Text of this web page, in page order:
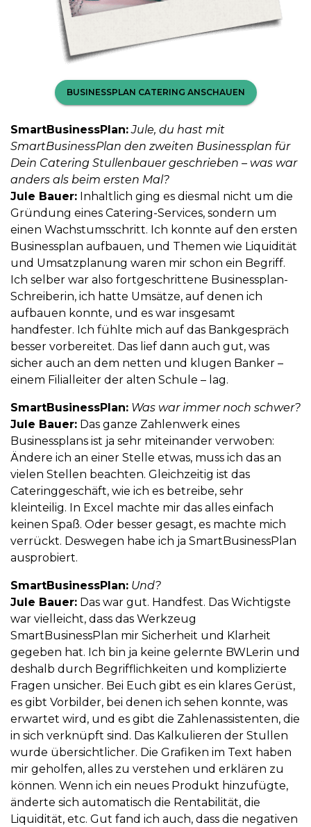
BUSINESSPLAN CATERING ANSCHAUEN
SmartBusinessPlan: Jule, du hast mit
SmartBusinessPlan den zweiten Businessplan für
Dein Catering Stullenbauer geschrieben – was war
anders als beim ersten Mal?
Jule Bauer: Inhaltlich ging es diesmal nicht um die
Gründung eines Catering-Services, sondern um
einen Wachstumsschritt. Ich konnte auf den ersten
Businessplan aufbauen, und Themen wie Liquidität
und Umsatzplanung waren mir schon ein Begriff.
Ich selber war also fortgeschrittene Businessplan-
Schreiberin, ich hatte Umsätze, auf denen ich
aufbauen konnte, und es war insgesamt
handfester. Ich fühlte mich auf das Bankgespräch
besser vorbereitet. Das lief dann auch gut, was
sicher auch an dem netten und klugen Banker –
einem Filialleiter der alten Schule – lag.
SmartBusinessPlan: Was war immer noch schwer?
Jule Bauer: Das ganze Zahlenwerk eines
Businessplans ist ja sehr miteinander verwoben:
Ändere ich an einer Stelle etwas, muss ich das an
vielen Stellen beachten. Gleichzeitig ist das
Cateringgeschäft, wie ich es betreibe, sehr
kleinteilig. In Excel machte mir das alles einfach
keinen Spaß. Oder besser gesagt, es machte mich
verrückt. Deswegen habe ich ja SmartBusinessPlan
ausprobiert.
SmartBusinessPlan: Und?
Jule Bauer: Das war gut. Handfest. Das Wichtigste
war vielleicht, dass das Werkzeug
SmartBusinessPlan mir Sicherheit und Klarheit
gegeben hat. Ich bin ja keine gelernte BWLerin und
deshalb durch Begrifflichkeiten und komplizierte
Fragen unsicher. Bei Euch gibt es ein klares Gerüst,
es gibt Vorbilder, bei denen ich sehen konnte, was
erwartet wird, und es gibt die Zahlenassistenten, die
in sich verknüpft sind. Das Kalkulieren der Stullen
wurde übersichtlicher. Die Grafiken im Text haben
mir geholfen, alles zu verstehen und erklären zu
können. Wenn ich ein neues Produkt hinzufügte,
änderte sich automatisch die Rentabilität, die
Liquidität, etc. Gut fand ich auch, dass die negativen